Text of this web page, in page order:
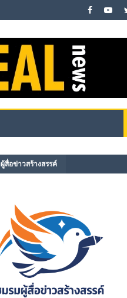
สื่อข่าวสร้างสรรค์​